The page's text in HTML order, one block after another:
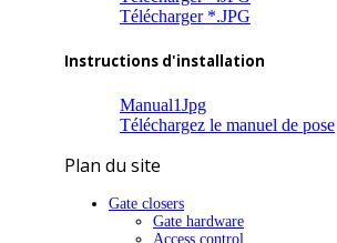
Télécharger *.JPG
Instructions d'installation
Manual1Jpg
Téléchargez le manuel de pose
Plan du site
Gate closers
Gate hardware
Access control